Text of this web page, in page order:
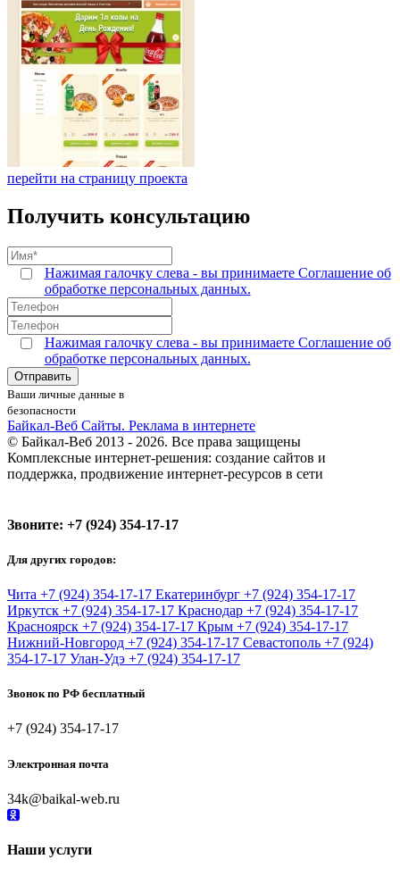
перейти на страницу проекта
Получить консультацию
Нажимая галочку слева - вы принимаете Соглашение об
обработке персональных данных.
Нажимая галочку слева - вы принимаете Соглашение об
обработке персональных данных.
Ваши личные данные в
безопасности
Байкал-Веб Сайты. Реклама в интернете
© Байкал-Веб 2013 - 2026. Все права защищены
Комплексные интернет-решения: создание сайтов и
поддержка, продвижение интернет-ресурсов в сети
Звоните: +7 (924) 354-17-17
Для других городов:
Чита +7 (924) 354-17-17 Екатеринбург +7 (924) 354-17-17
Иркутск +7 (924) 354-17-17 Краснодар +7 (924) 354-17-17
Красноярск +7 (924) 354-17-17 Крым +7 (924) 354-17-17
Нижний-Новгород +7 (924) 354-17-17 Севастополь +7 (924)
354-17-17 Улан-Удэ +7 (924) 354-17-17
Звонок по РФ бесплатный
+7 (924) 354-17-17
Электронная почта
34k@baikal-web.ru
Наши услуги